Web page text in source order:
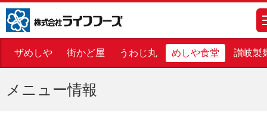
株式会社ライフフーズ
ザめしや 街かど屋 うわじ丸 めしや食堂 讃岐製
メニュー情報